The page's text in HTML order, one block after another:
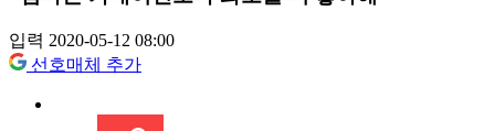
입력 2020-05-12 08:00
선호매체 추가